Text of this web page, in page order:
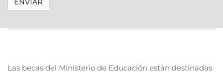
ENVIAR
Las becas del Ministerio de Educación están destinadas